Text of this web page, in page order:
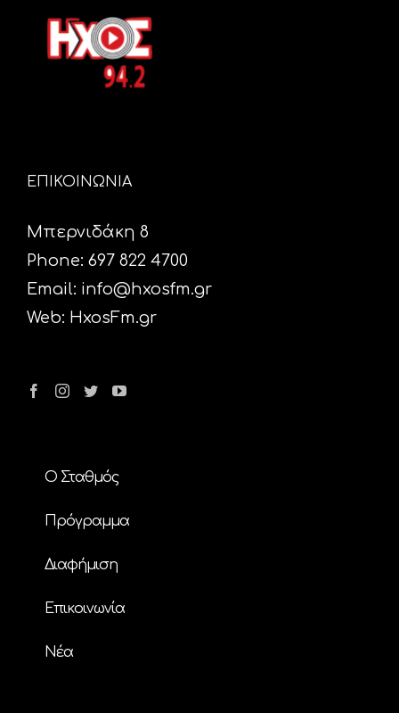
ΕΠΙΚΟΙΝΩΝΙΑ
Μπερνιδάκη 8
Phone: 697 822 4700
Email: info@hxosfm.gr
Web: HxosFm.gr
Ο Σταθμός
Πρόγραμμα
Διαφήμιση
Επικοινωνία
Nέα